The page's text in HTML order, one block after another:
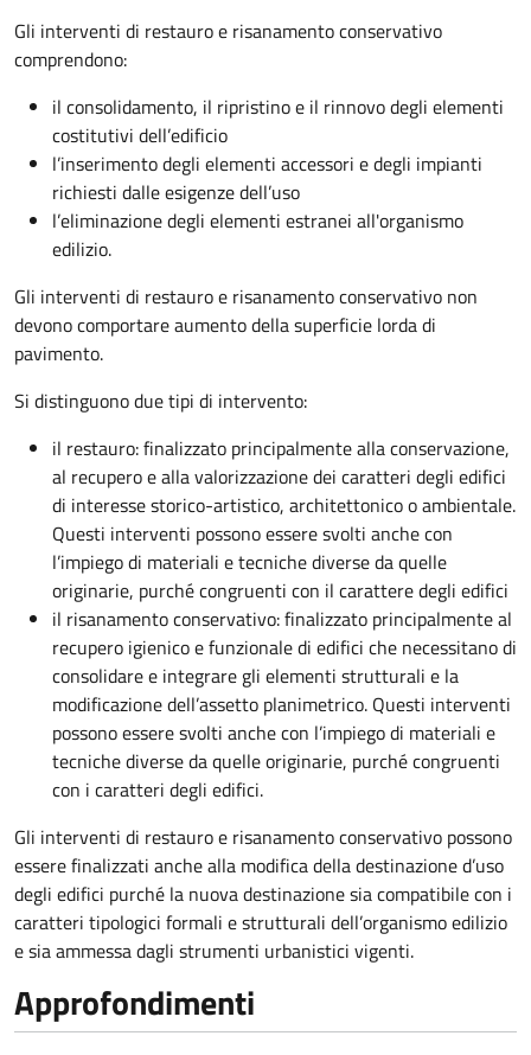
Gli interventi di restauro e risanamento conservativo
comprendono:
il consolidamento, il ripristino e il rinnovo degli elementi
costitutivi dell’edificio
l’inserimento degli elementi accessori e degli impianti
richiesti dalle esigenze dell’uso
l’eliminazione degli elementi estranei all'organismo
edilizio.
Gli interventi di restauro e risanamento conservativo non
devono comportare aumento della superficie lorda di
pavimento.
Si distinguono due tipi di intervento:
il restauro: finalizzato principalmente alla conservazione,
al recupero e alla valorizzazione dei caratteri degli edifici
di interesse storico-artistico, architettonico o ambientale.
Questi interventi possono essere svolti anche con
l’impiego di materiali e tecniche diverse da quelle
originarie, purché congruenti con il carattere degli edifici
il risanamento conservativo: finalizzato principalmente al
recupero igienico e funzionale di edifici che necessitano di
consolidare e integrare gli elementi strutturali e la
modificazione dell’assetto planimetrico. Questi interventi
possono essere svolti anche con l’impiego di materiali e
tecniche diverse da quelle originarie, purché congruenti
con i caratteri degli edifici.
Gli interventi di restauro e risanamento conservativo possono
essere finalizzati anche alla modifica della destinazione d’uso
degli edifici purché la nuova destinazione sia compatibile con i
caratteri tipologici formali e strutturali dell’organismo edilizio
e sia ammessa dagli strumenti urbanistici vigenti.
Approfondimenti